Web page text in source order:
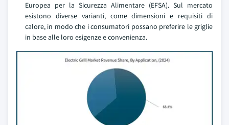
Europea per la Sicurezza Alimentare (EFSA). Sul mercato
esistono diverse varianti, come dimensioni e requisiti di
calore, in modo che i consumatori possano preferire le griglie
in base alle loro esigenze e convenienza.